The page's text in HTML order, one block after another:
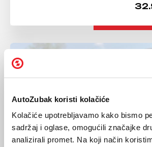
AutoZubak koristi kolačiće
Kolačiće upotrebljavamo kako bismo
sadržaj i oglase, omogućili značajke
analizirali promet. Na koji način